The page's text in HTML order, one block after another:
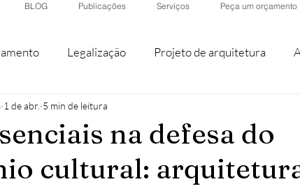
BLOG Publicações Serviços Peça um orçamento
Legalização Projeto de arquitetura
de parcela
Casas modulares Inteligência Artificial
na defesa do
cultural:
1 de abr. 5 min de leitura